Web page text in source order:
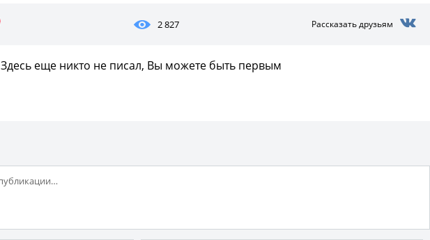
2 827 Рассказать друзьям
Здесь еще никто не писал, Вы можете быть первым